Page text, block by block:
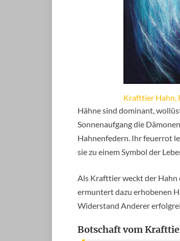
Krafttier Hahn,
Hähne sind dominant,
Sonnenaufgang die
Hahnenfedern. Ihr feuerrot
sie zu einem Symbol der
Als Krafttier weckt der Hahn
ermuntert dazu erhobenen
Widerstand Anderer
Botschaft vom